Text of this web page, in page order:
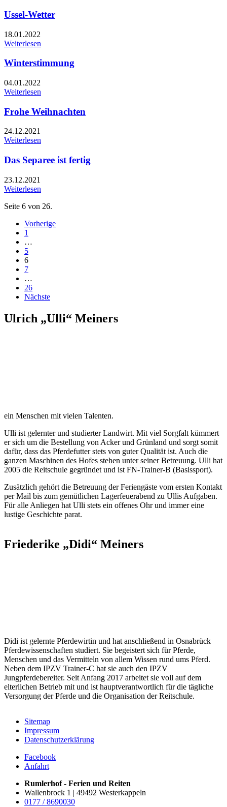
Ussel-Wetter
18.01.2022
Weiterlesen
Winterstimmung
04.01.2022
Weiterlesen
Frohe Weihnachten
24.12.2021
Weiterlesen
Das Separee ist fertig
23.12.2021
Weiterlesen
Seite 6 von 26.
Vorherige
1
…
5
6
7
…
26
Nächste
Ulrich „Ulli“ Meiners
ein Menschen mit vielen Talenten.
Ulli ist gelernter und studierter Landwirt. Mit viel Sorgfalt kümmert
er sich um die Bestellung von Acker und Grünland und sorgt somit
dafür, dass das Pferdefutter stets von guter Qualität ist. Auch die
ganzen Maschinen des Hofes stehen unter seiner Betreuung. Ulli hat
2005 die Reitschule gegründet und ist FN-Trainer-B (Basissport).
Zusätzlich gehört die Betreuung der Feriengäste vom ersten Kontakt
per Mail bis zum gemütlichen Lagerfeuerabend zu Ullis Aufgaben.
Für alle Anliegen hat Ulli stets ein offenes Ohr und immer eine
lustige Geschichte parat.
Friederike „Didi“ Meiners
Didi ist gelernte Pferdewirtin und hat anschließend in Osnabrück
Pferdewissenschaften studiert. Sie begeistert sich für Pferde,
Menschen und das Vermitteln von allem Wissen rund ums Pferd.
Neben dem IPZV Trainer-C hat sie auch den IPZV
Jungpferdebereiter. Seit Anfang 2017 arbeitet sie voll auf dem
elterlichen Betrieb mit und ist hauptverantwortlich für die tägliche
Versorgung der Pferde und die Organisation der Reitschule.
Sitemap
Impressum
Datenschutzerklärung
Facebook
Anfahrt
Rumlerhof - Ferien und Reiten
Wallenbrock 1 | 49492 Westerkappeln
0177 / 8690030